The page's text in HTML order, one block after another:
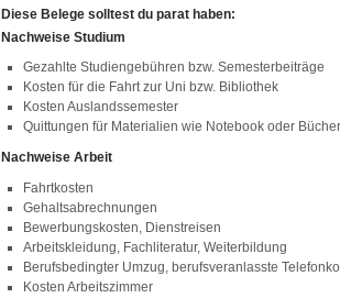
Diese Belege solltest du parat haben:
Nachweise Studium
Gezahlte Studiengebühren bzw. Semesterbeiträge
Kosten für die Fahrt zur Uni bzw. Bibliothek
Kosten Auslandssemester
Quittungen für Materialien wie Notebook oder Bücher
Nachweise Arbeit
Fahrtkosten
Gehaltsabrechnungen
Bewerbungskosten, Dienstreisen
Arbeitskleidung, Fachliteratur, Weiterbildung
Berufsbedingter Umzug, berufsveranlasste
Kosten Arbeitszimmer